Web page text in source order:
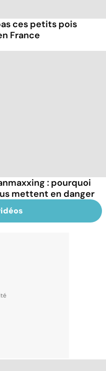
ces petits pois
France
: pourquoi
mettent en danger